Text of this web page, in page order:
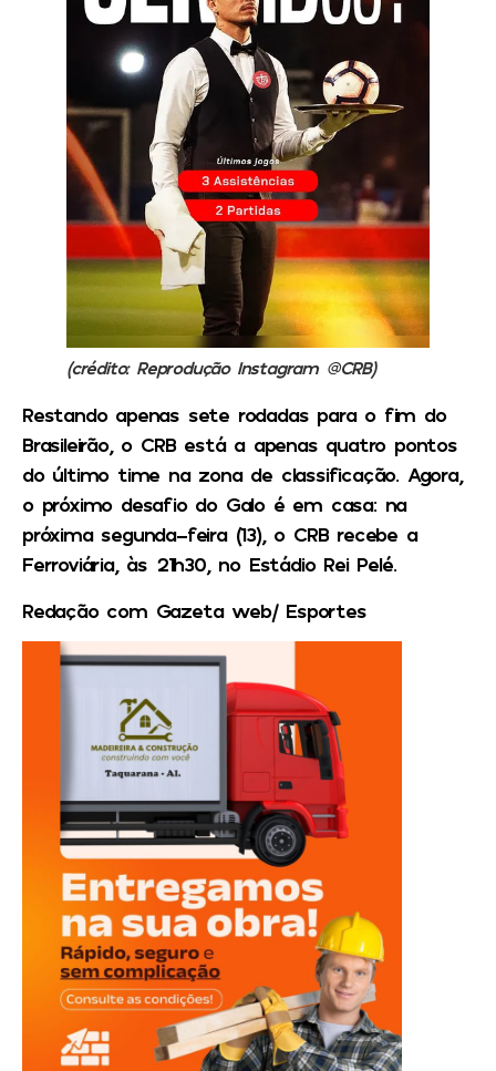
(crédito: Reprodução Instagram @CRB)
Restando apenas sete rodadas para o fim do
Brasileirão, o CRB está a apenas quatro pontos
do último time na zona de classificação. Agora,
o próximo desafio do Galo é em casa: na
próxima segunda-feira (13), o CRB recebe a
Ferroviária, às 21h30, no Estádio Rei Pelé.
Redação com Gazeta web/ Esportes